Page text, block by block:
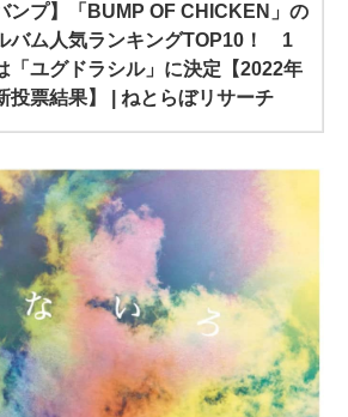
ンプ】「BUMP OF CHICKEN」の
バム人気ランキングTOP10！ 1
「ユグドラシル」に決定【2022年
投票結果】 | ねとらぼリサーチ